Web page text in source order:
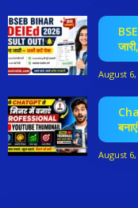
August 6,
August 6,